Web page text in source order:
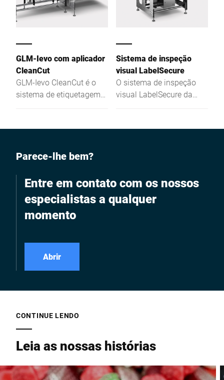
GLM-Ievo com aplicador
CleanCut
GLM-Ievo CleanCut é o
sistema de etiquetagem
produtos no ponto de
grande quantidade de
Sistema de inspeção
visual LabelSecure
O sistema de inspeção
visual LabelSecure da
inspeção eficiente das
Parece-lhe bem?
Entre em contato com os nossos
especialistas a qualquer
momento
Abrir
CONTINUE LENDO
Leia as nossas histórias